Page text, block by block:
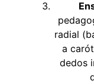
radial
a
dedos